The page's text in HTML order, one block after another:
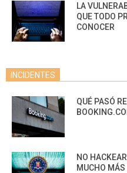
LA
QUE TODO
CONOCER
INCIDENTES
QUÉ PASÓ
NO
MUCHO